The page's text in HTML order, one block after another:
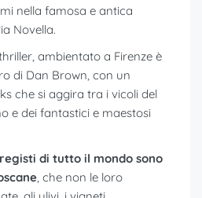
nella famosa e antica
Novella.
ambientato a Firenze è
di Dan Brown, con un
che si aggira tra i vicoli del
e dei fantastici e maestosi
di tutto il mondo sono
, che non le loro